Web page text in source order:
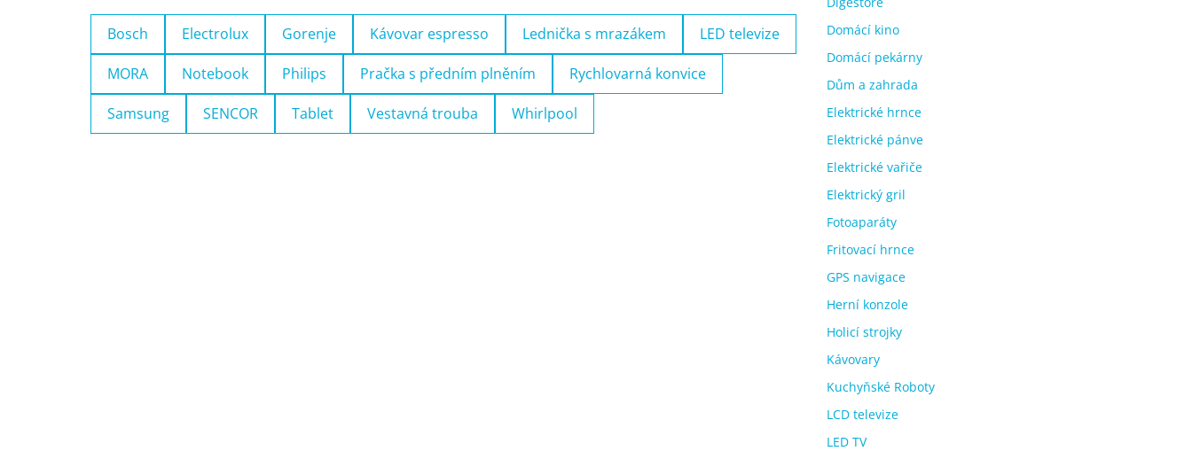
Bosch Electrolux Gorenje Kávovar espresso Lednička s mrazákem LED televize
MORA Notebook Philips Pračka s předním plněním Rychlovarná konvice
Samsung SENCOR Tablet Vestavná trouba Whirlpool
Domácí kino
Domácí pekárny
Dům a zahrada
Elektrické hrnce
Elektrické pánve
Elektrické vařiče
Elektrický gril
Fotoaparáty
Fritovací hrnce
GPS navigace
Herní konzole
Holicí strojky
Kávovary
Kuchyňské Roboty
LCD televize
LED TV